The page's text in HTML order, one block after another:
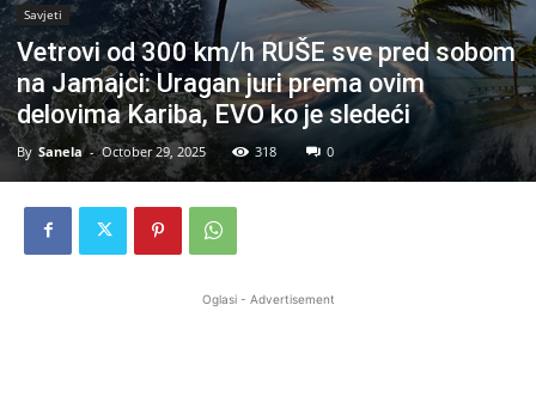
Savjeti
Vetrovi od 300 km/h RUŠE sve pred sobom
na Jamajci: Uragan juri prema ovim
delovima Kariba, EVO ko je sledeći
By Sanela - October 29, 2025 318 0
Oglasi - Advertisement